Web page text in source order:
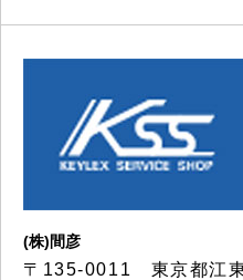
(株)間彦
〒135-0011 東京都江